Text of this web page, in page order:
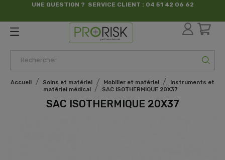
UNE QUESTION ? SERVICE CLIENT : 04 51 42 06 62
par France Sécurité
Accueil Soins et matériel Mobilier et matériel
Instruments et
matériel médical
SAC ISOTHERMIQUE 20X37
SAC ISOTHERMIQUE 20X37